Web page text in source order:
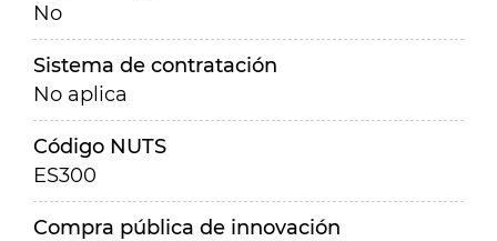
No
Sistema de contratación
No aplica
Código NUTS
ES300
Compra pública de innovación